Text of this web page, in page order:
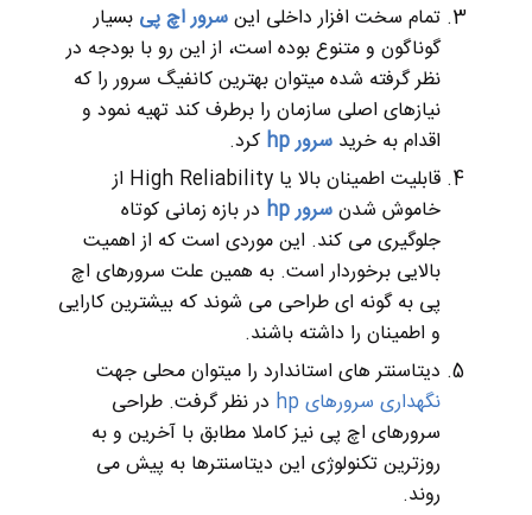
تمام سخت افزار داخلی اینسرور اچ پی بسیار
گوناگون و متنوع بوده است، از این رو با بودجه در
نظر گرفته شده میتوان بهترین کانفیگ سرور را که
نیازهای اصلی سازمان را برطرف کند تهیه نمود و
اقدام به خریدسرور hp
کرد.
قابلیت اطمینان بالا یا High Reliability از
خاموش شدنسرور hp
در بازه زمانی کوتاه
جلوگیری می کند. این موردی است که از اهمیت
بالایی برخوردار است. به همین علت سرورهای اچ
پی به گونه ای طراحی می شوند که بیشترین کارایی
و اطمینان را داشته باشند.
دیتاسنتر های استاندارد را میتوان محلی جهت
نگهداری سرورهای hp
در نظر گرفت. طراحی
سرورهای اچ پی نیز کاملا مطابق با آخرین و به
روزترین تکنولوژی این دیتاسنترها به پیش می
روند.